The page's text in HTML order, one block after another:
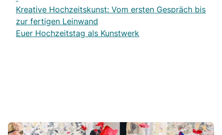
Kreative Hochzeitskunst: Vom ersten Gespräch bis
zur fertigen Leinwand
Euer Hochzeitstag als Kunstwerk